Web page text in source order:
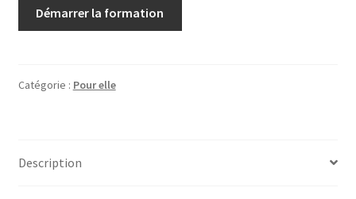
Démarrer la formation
Catégorie : Pour elle
Description